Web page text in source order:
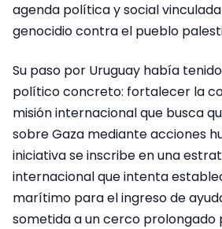
agenda política y social
genocidio contra el pueblo
Su paso por Uruguay había
político concreto: fortalecer la
misión internacional que busca
sobre Gaza mediante acciones
iniciativa se inscribe en una
internacional que intenta
marítimo para el ingreso de
sometida a un cerco prolongado